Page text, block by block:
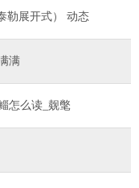
勒展开式） 动态
满
怎么读_觌氅